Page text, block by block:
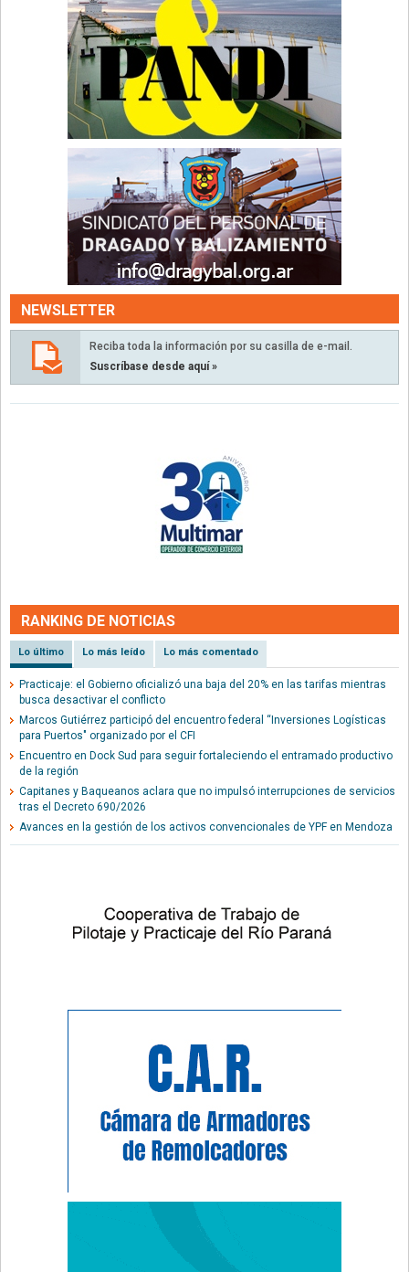
NEWSLETTER
Reciba toda la información por su casilla de e-mail.
Suscríbase desde aquí »
RANKING DE NOTICIAS
Lo último Lo más leído Lo más comentado
Practicaje: el Gobierno oficializó una baja del 20% en las tarifas mientras
busca desactivar el conflicto
Marcos Gutiérrez participó del encuentro federal “Inversiones Logísticas
para Puertos" organizado por el CFI
Encuentro en Dock Sud para seguir fortaleciendo el entramado productivo
de la región
Capitanes y Baqueanos aclara que no impulsó interrupciones de servicios
tras el Decreto 690/2026
Avances en la gestión de los activos convencionales de YPF en Mendoza